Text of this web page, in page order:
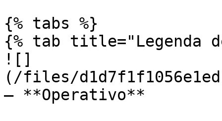
{% tabs %}
{% tab title="Legenda
![]
(/files/
— **Operativo**